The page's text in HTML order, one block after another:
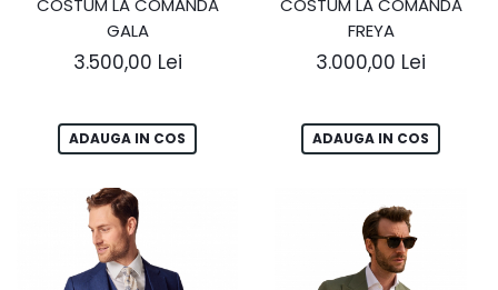
COSTUM LA COMANDĂ
GALA
3.500,00 Lei
ADAUGA IN COS
COSTUM LA COMANDĂ
FREYA
3.000,00 Lei
ADAUGA IN COS